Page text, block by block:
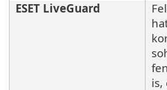
ESET LiveGuard
is,